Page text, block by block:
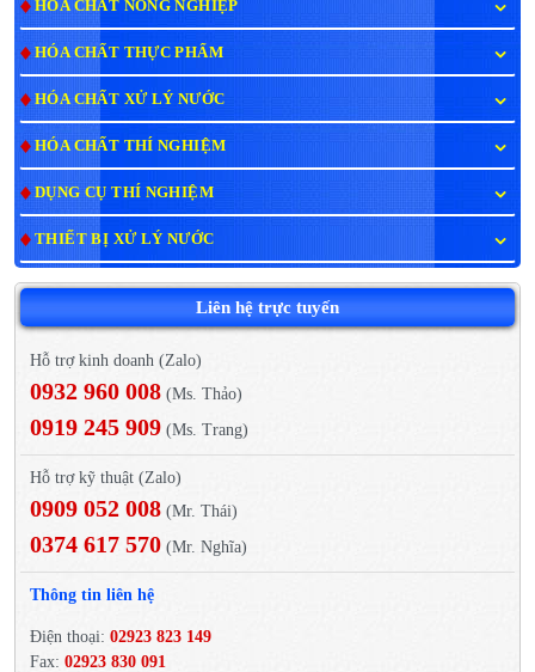
HÓA CHẤT NÔNG NGHIỆP
HÓA CHẤT THỰC PHẨM
HÓA CHẤT XỬ LÝ NƯỚC
HÓA CHẤT THÍ NGHIỆM
DỤNG CỤ THÍ NGHIỆM
THIẾT BỊ XỬ LÝ NƯỚC
Liên hệ trực tuyến
Hỗ trợ kinh doanh (Zalo)
0932 960 008 (Ms. Thảo)
0919 245 909 (Ms. Trang)
Hỗ trợ kỹ thuật (Zalo)
0909 052 008 (Mr. Thái)
0374 617 570 (Mr. Nghĩa)
Thông tin liên hệ
Điện thoại: 02923 823 149
Fax: 02923 830 091